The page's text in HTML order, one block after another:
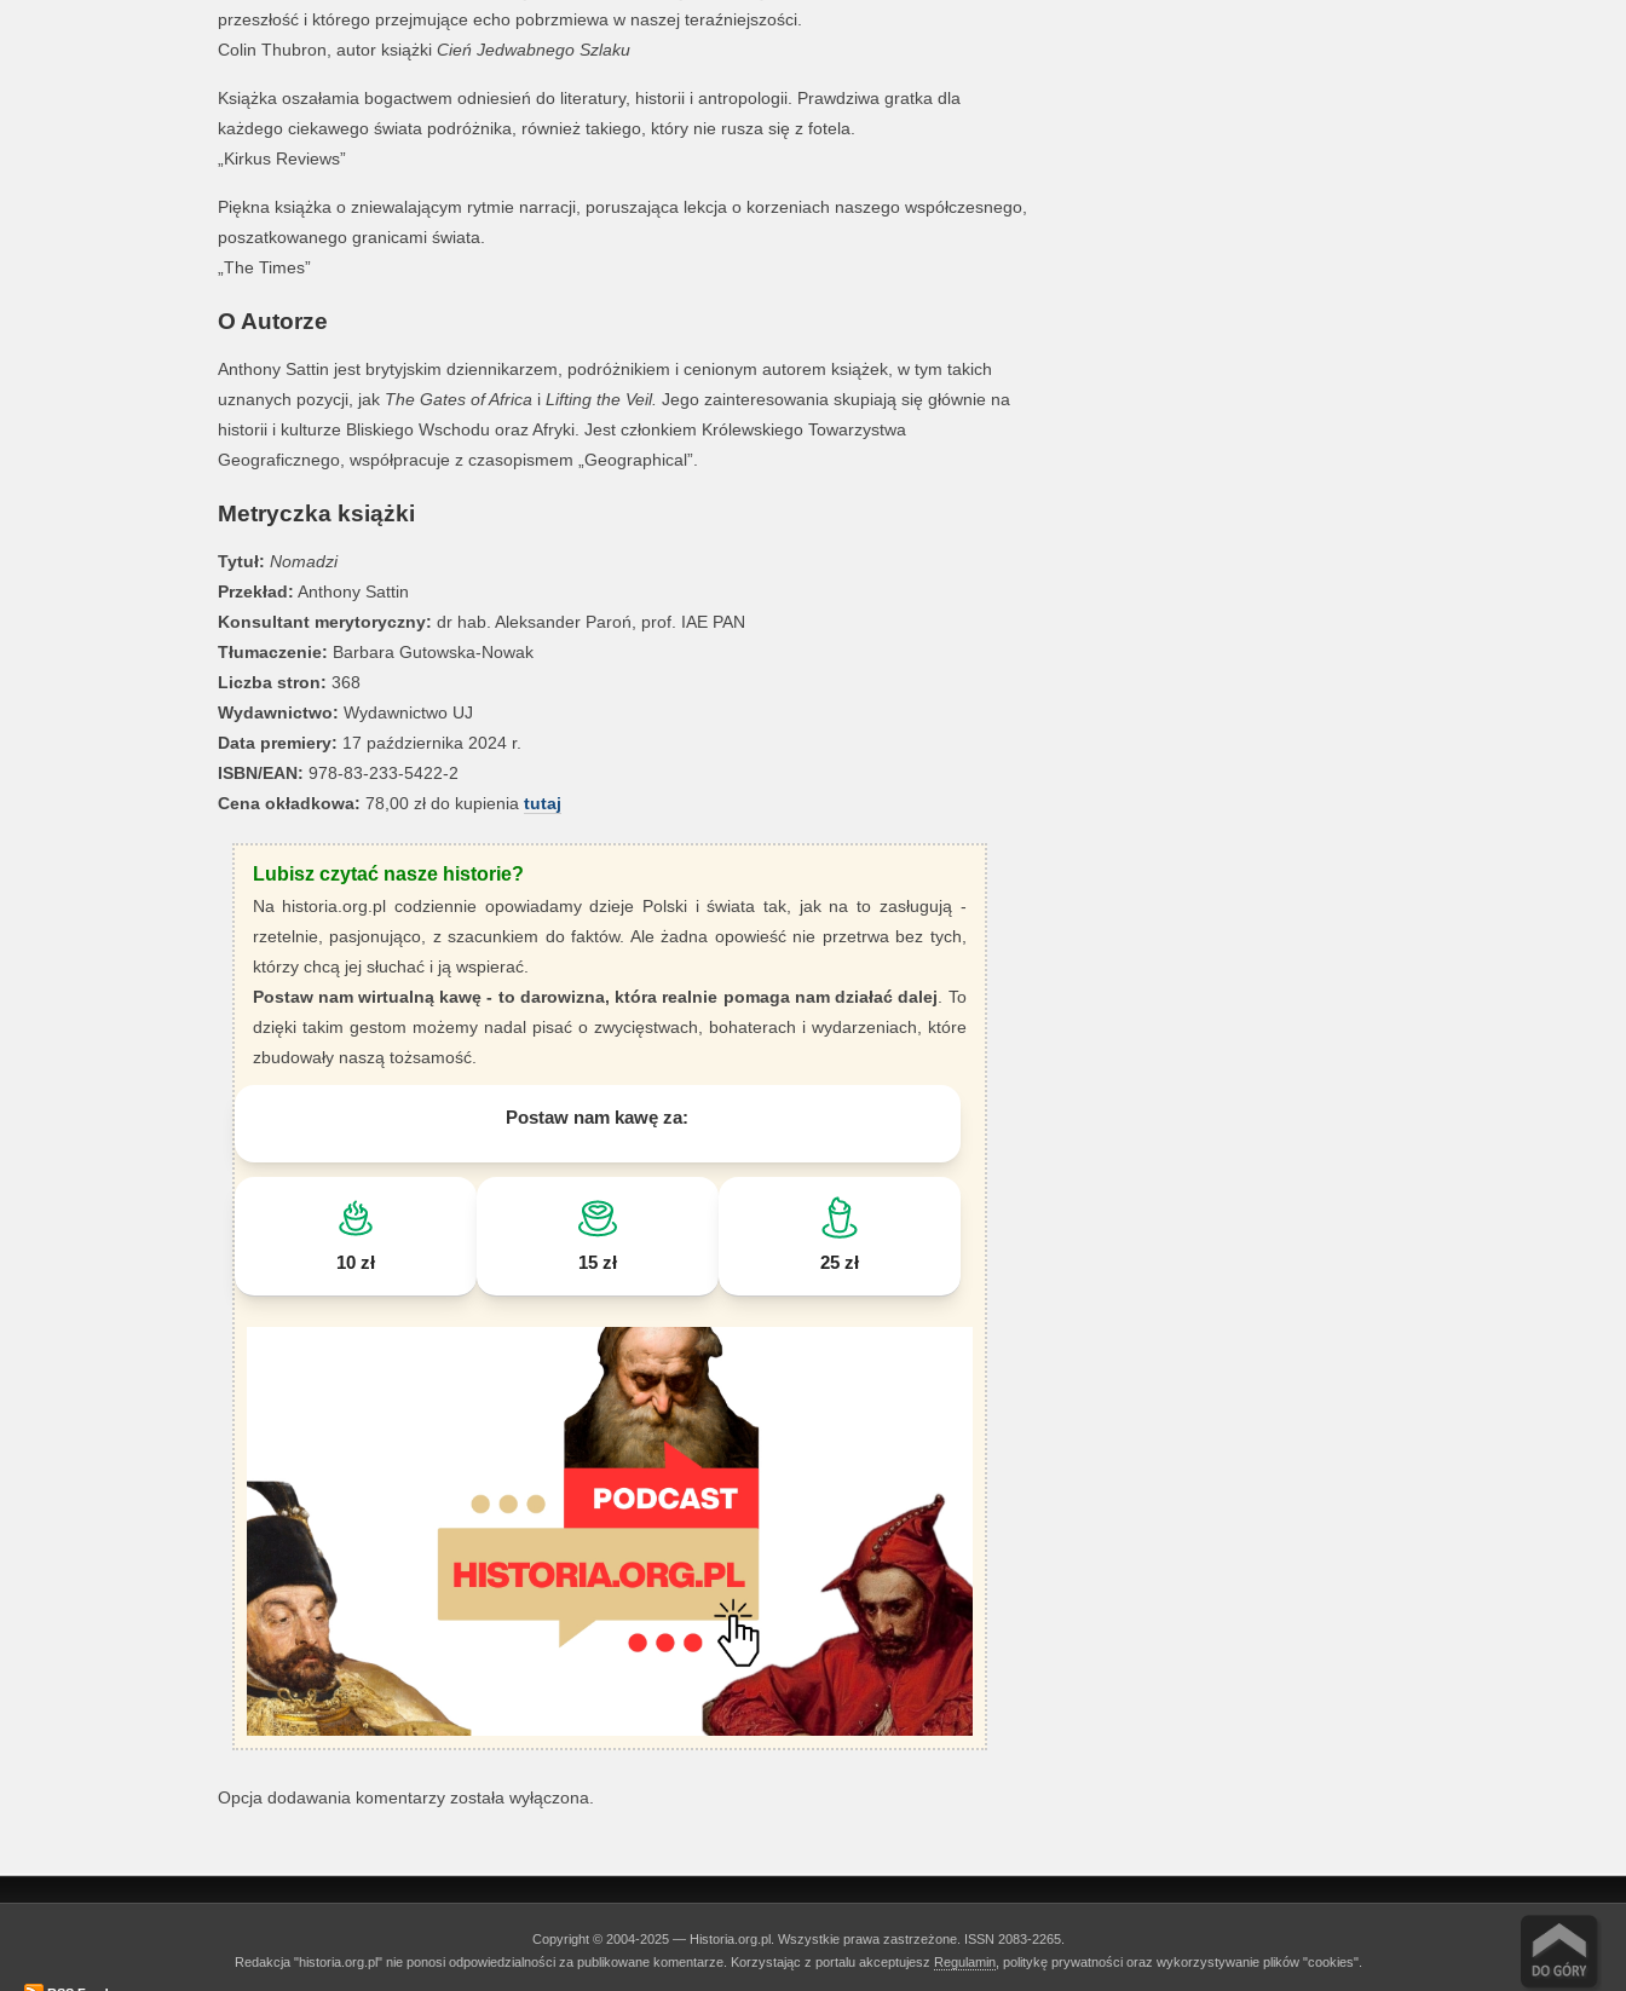
przeszłość i którego przejmujące echo pobrzmiewa w naszej teraźniejszości.
Colin Thubron, autor książki Cień Jedwabnego Szlaku
Książka oszałamia bogactwem odniesień do literatury, historii i antropologii. Prawdziwa gratka dla
każdego ciekawego świata podróżnika, również takiego, który nie rusza się z fotela.
„Kirkus Reviews”
Piękna książka o zniewalającym rytmie narracji, poruszająca lekcja o korzeniach naszego współczesnego,
poszatkowanego granicami świata.
„The Times”
O Autorze
Anthony Sattin jest brytyjskim dziennikarzem, podróżnikiem i cenionym autorem książek, w tym takich
uznanych pozycji, jak The Gates of Africa i Lifting the Veil. Jego zainteresowania skupiają się głównie na
historii i kulturze Bliskiego Wschodu oraz Afryki. Jest członkiem Królewskiego Towarzystwa
Geograficznego, współpracuje z czasopismem „Geographical”.
Metryczka książki
Tytuł: Nomadzi
Przekład: Anthony Sattin
Konsultant merytoryczny: dr hab. Aleksander Paroń, prof. IAE PAN
Tłumaczenie: Barbara Gutowska-Nowak
Liczba stron: 368
Wydawnictwo: Wydawnictwo UJ
Data premiery: 17 października 2024 r.
ISBN/EAN: 978-83-233-5422-2
Cena okładkowa: 78,00 zł do kupienia tutaj
Lubisz czytać nasze historie?
Na historia.org.pl codziennie opowiadamy dzieje Polski i świata tak, jak na to zasługują -
rzetelnie, pasjonująco, z szacunkiem do faktów. Ale żadna opowieść nie przetrwa bez tych,
którzy chcą jej słuchać i ją wspierać.
Postaw nam wirtualną kawę - to darowizna, która realnie pomaga nam działać dalej . To
dzięki takim gestom możemy nadal pisać o zwycięstwach, bohaterach i wydarzeniach, które
zbudowały naszą tożsamość.
Postaw nam kawę za:
10 zł 15 zł 25 zł
Opcja dodawania komentarzy została wyłączona.
Copyright © 2004-2025 — Historia.org.pl. Wszystkie prawa zastrzeżone. ISSN 2083-2265.
Redakcja "historia.org.pl" nie ponosi odpowiedzialności za publikowane komentarze. Korzystając z portalu akceptujesz Regulamin, politykę prywatności oraz wykorzystywanie plików "cookies".